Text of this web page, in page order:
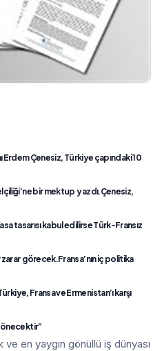
Erdem Çenesiz, Türkiye çapındaki 10
bir mektup yazdı.Çenesiz,
tasarısı kabul edilirse Türk-Fransız
zarar görecek.Fransa’nın iç politika
Fransa ve Ermenistan’ı karşı
ve en yaygın gönüllü iş dünyası